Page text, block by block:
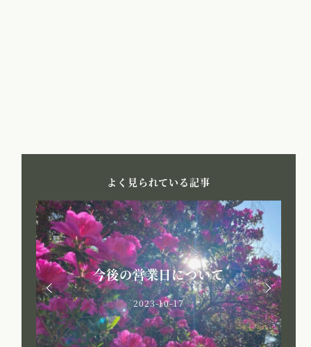
よく見られている記事
今後の営業日について
2023-10-17